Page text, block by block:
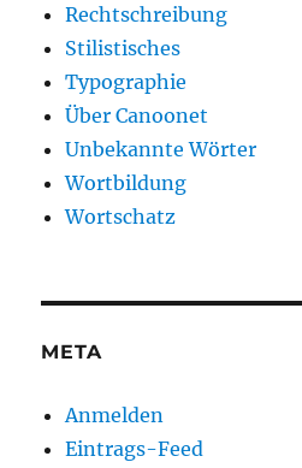
Rechtschreibung
Stilistisches
Typographie
Über Canoonet
Unbekannte Wörter
Wortbildung
Wortschatz
META
Anmelden
Eintrags-Feed